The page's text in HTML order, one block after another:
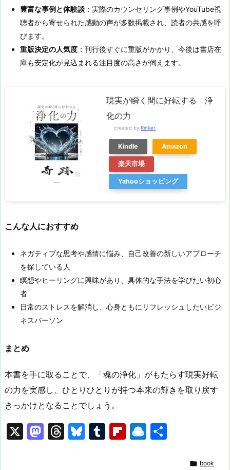
豊富な事例と体験談 ：実際のカウンセリング事例やYouTube視
聴者から寄せられた感動の声が多数掲載され、読者の共感を呼
びます​。
重版決定の人気度 ：刊行後すぐに重版がかかり、今後は書店在
庫も安定化が見込まれる注目度の高さが伺えます​。
現実が瞬く間に好転する 浄
化の力
created by Rinker
Kindle Amazon
楽天市場
Yahooショッピング
こんな人におすすめ
ネガティブな思考や感情に悩み、自己改善の新しいアプローチ
を探している人
瞑想やヒーリングに興味があり、具体的な手法を学びたい初心
者
日常のストレスを解消し、心身ともにリフレッシュしたいビジ
ネスパーソン
まとめ
本書を手に取ることで、「魂の浄化」がもたらす現実好転
の力を実感し、ひとりひとりが持つ本来の輝きを取り戻す
きっかけとなることでしょう。
X
M T
Bl T
Fl R
 book